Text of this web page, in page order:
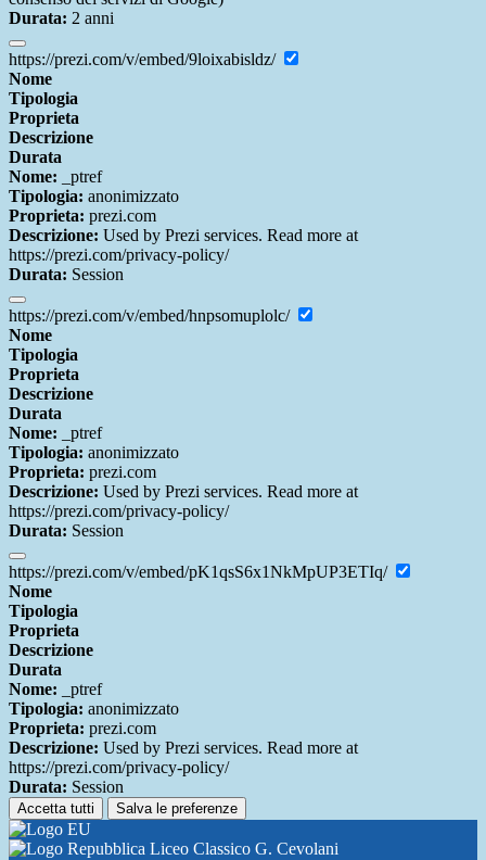
Durata: 2 anni
https://prezi.com/v/embed/9loixabisldz/
Nome
Tipologia
Proprieta
Descrizione
Durata
Nome: _ptref
Tipologia: anonimizzato
Proprieta: prezi.com
Descrizione: Used by Prezi services. Read more at
https://prezi.com/privacy-policy/
Durata: Session
https://prezi.com/v/embed/hnpsomuplolc/
Nome
Tipologia
Proprieta
Descrizione
Durata
Nome: _ptref
Tipologia: anonimizzato
Proprieta: prezi.com
Descrizione: Used by Prezi services. Read more at
https://prezi.com/privacy-policy/
Durata: Session
https://prezi.com/v/embed/pK1qsS6x1NkMpUP3ETIq/
Nome
Tipologia
Proprieta
Descrizione
Durata
Nome: _ptref
Tipologia: anonimizzato
Proprieta: prezi.com
Descrizione: Used by Prezi services. Read more at
https://prezi.com/privacy-policy/
Durata: Session
Accetta tutti Salva le preferenze
Liceo Classico G. Cevolani